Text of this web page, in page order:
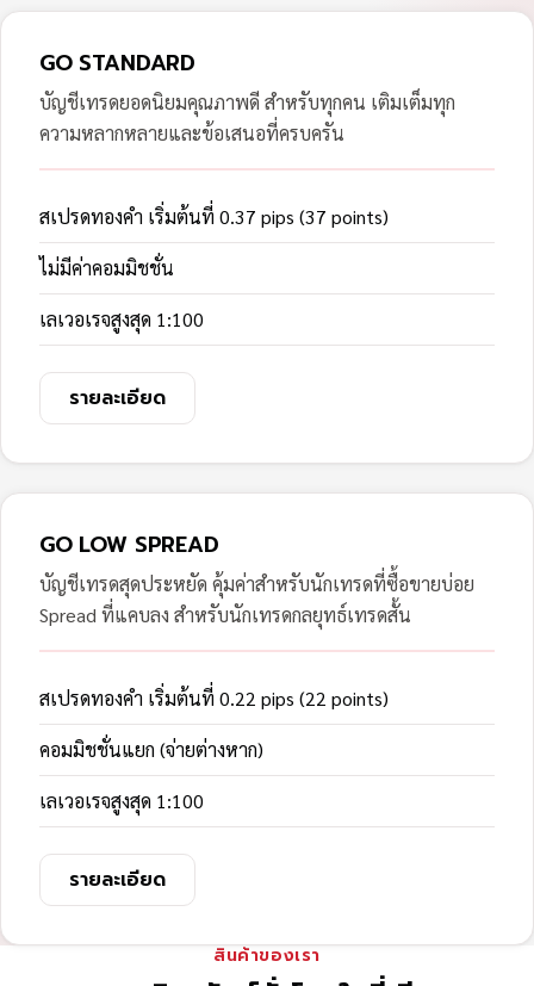
GO STANDARD
บัญชีเทรดยอดนิยมคุณภาพดี สำหรับทุกคน เติมเต็มทุก
ความหลากหลายและข้อเสนอที่ครบครัน
สเปรดทองคำ เริ่มต้นที่ 0.37 pips (37 points)
ไม่มีค่าคอมมิชชั่น
เลเวอเรจสูงสุด 1:100
รายละเอียด
GO LOW SPREAD
บัญชีเทรดสุดประหยัด คุ้มค่าสำหรับนักเทรดที่ซื้อขายบ่อย
Spread ที่แคบลง สำหรับนักเทรดกลยุทธ์เทรดสั้น
สเปรดทองคำ เริ่มต้นที่ 0.22 pips (22 points)
คอมมิชชั่นแยก (จ่ายต่างหาก)
เลเวอเรจสูงสุด 1:100
รายละเอียด
สินค้าของเรา